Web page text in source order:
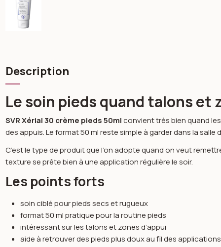
Description
Le soin pieds quand talons et
SVR Xérial 30 crème pieds 50mlconvient très bien quand
des appuis. Le format 50 ml reste simple à garder dans la
C’est le type de produit que l’on adopte quand on veut
texture se prête bien à une application régulière le soir.
Les points forts
soin ciblé pour pieds secs et rugueux
format 50 ml pratique pour la routine pieds
intéressant sur les talons et zones d’appui
aide à retrouver des pieds plus doux au fil des applications